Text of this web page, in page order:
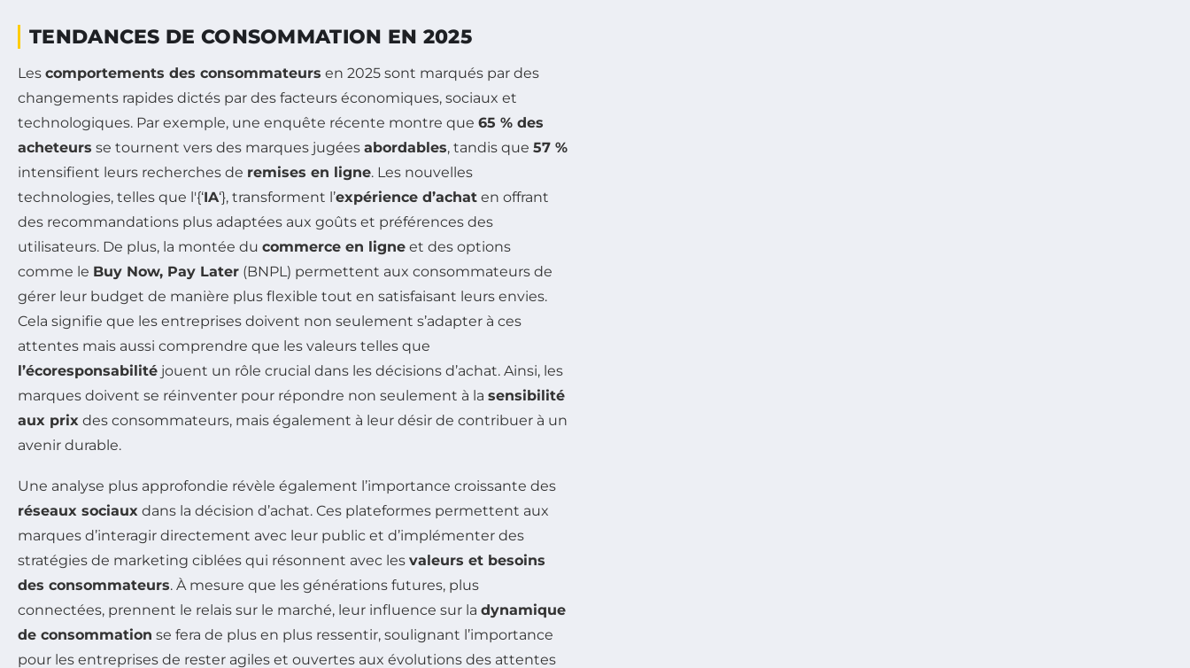
TENDANCES DE CONSOMMATION EN 2025
Les comportements des consommateurs en 2025 sont marqués par des
changements rapides dictés par des facteurs économiques, sociaux et
technologiques. Par exemple, une enquête récente montre que 65 % des
acheteurs se tournent vers des marques jugées abordables, tandis que 57 %
intensifient leurs recherches de remises en ligne. Les nouvelles
technologies, telles que l'{‘IA‘}, transforment l’expérience d’achat en offrant
des recommandations plus adaptées aux goûts et préférences des
utilisateurs. De plus, la montée du commerce en ligne et des options
comme le Buy Now, Pay Later (BNPL) permettent aux consommateurs de
gérer leur budget de manière plus flexible tout en satisfaisant leurs envies.
Cela signifie que les entreprises doivent non seulement s’adapter à ces
attentes mais aussi comprendre que les valeurs telles que
l’écoresponsabilité jouent un rôle crucial dans les décisions d’achat. Ainsi, les
marques doivent se réinventer pour répondre non seulement à la sensibilité
aux prix des consommateurs, mais également à leur désir de contribuer à un
avenir durable.
Une analyse plus approfondie révèle également l’importance croissante des
réseaux sociaux dans la décision d’achat. Ces plateformes permettent aux
marques d’interagir directement avec leur public et d’implémenter des
stratégies de marketing ciblées qui résonnent avec les valeurs et besoins
des consommateurs. À mesure que les générations futures, plus
connectées, prennent le relais sur le marché, leur influence sur la dynamique
de consommation se fera de plus en plus ressentir, soulignant l’importance
pour les entreprises de rester agiles et ouvertes aux évolutions des attentes